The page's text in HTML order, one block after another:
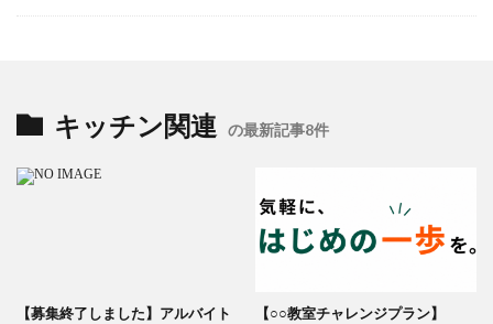
キッチン関連 の最新記事8件
【募集終了しました】アルバイト
【○○教室チャレンジプラン】